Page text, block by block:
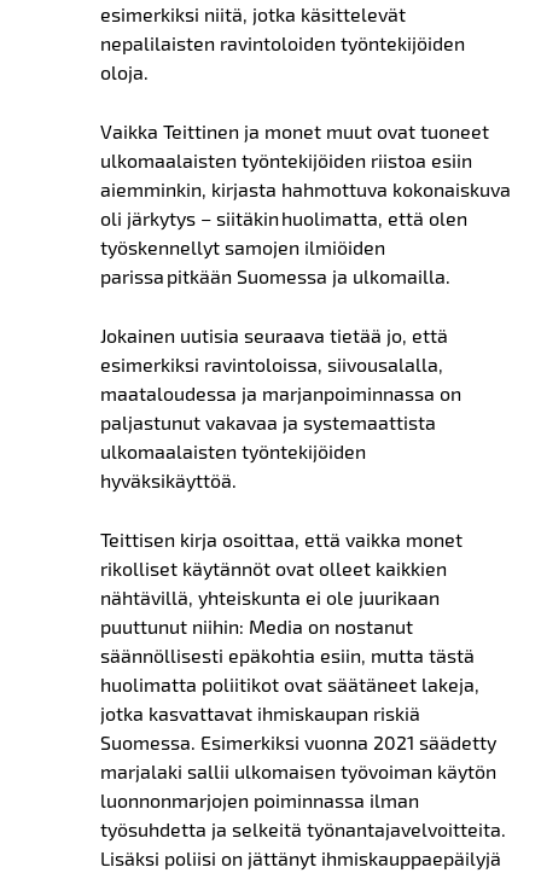
esimerkiksi niitä, jotka käsittelevät
nepalilaisten ravintoloiden työntekijöiden
oloja.
Vaikka Teittinen ja monet muut ovat tuoneet
ulkomaalaisten työntekijöiden riistoa esiin
aiemminkin, kirjasta hahmottuva kokonaiskuva
oli järkytys – siitäkin huolimatta, että olen
työskennellyt samojen ilmiöiden
parissa pitkään Suomessa ja ulkomailla.
Jokainen uutisia seuraava tietää jo, että
esimerkiksi ravintoloissa, siivousalalla,
maataloudessa ja marjanpoiminnassa on
paljastunut vakavaa ja systemaattista
ulkomaalaisten työntekijöiden
hyväksikäyttöä.
Teittisen kirja osoittaa, että vaikka monet
rikolliset käytännöt ovat olleet kaikkien
nähtävillä, yhteiskunta ei ole juurikaan
puuttunut niihin: Media on nostanut
säännöllisesti epäkohtia esiin, mutta tästä
huolimatta poliitikot ovat säätäneet lakeja,
jotka kasvattavat ihmiskaupan riskiä
Suomessa. Esimerkiksi vuonna 2021 säädetty
marjalaki sallii ulkomaisen työvoiman käytön
luonnonmarjojen poiminnassa ilman
työsuhdetta ja selkeitä työnantajavelvoitteita.
Lisäksi poliisi on jättänyt ihmiskauppaepäilyjä